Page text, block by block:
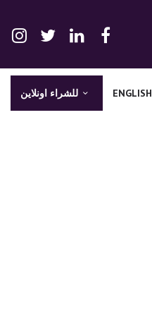
ENGLISH للشراء اونلاين